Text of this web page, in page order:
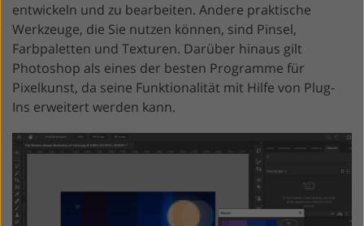
entwickeln und zu bearbeiten. Andere praktische
Werkzeuge, die Sie nutzen können, sind Pinsel,
Farbpaletten und Texturen. Darüber hinaus gilt
Photoshop als eines der besten Programme für
Pixelkunst, da seine Funktionalität mit Hilfe von Plug-
Ins erweitert werden kann.